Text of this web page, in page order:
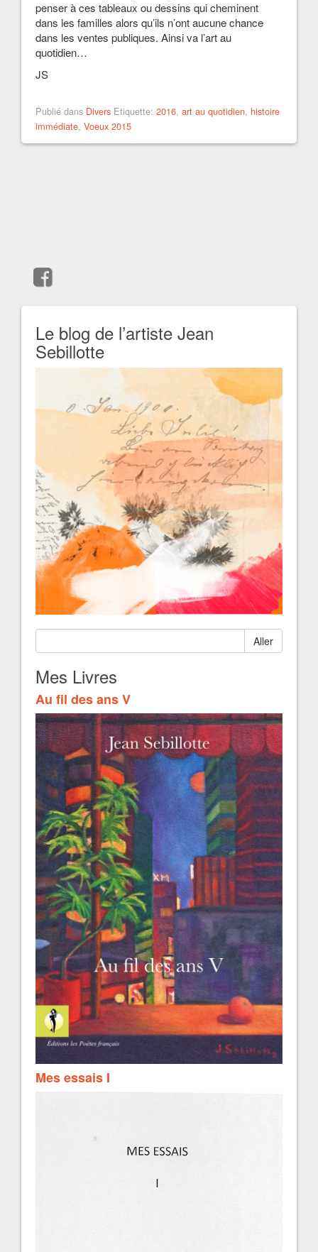
penser à ces tableaux ou dessins qui cheminent
dans les familles alors qu’ils n’ont aucune chance
dans les ventes publiques. Ainsi va l’art au
quotidien…
JS
Publié dans Divers Etiquette: 2016, art au quotidien, histoire
immédiate, Voeux 2015
Le blog de l’artiste Jean
Sebillotte
Aller
Mes Livres
Au fil des ans V
Mes essais I